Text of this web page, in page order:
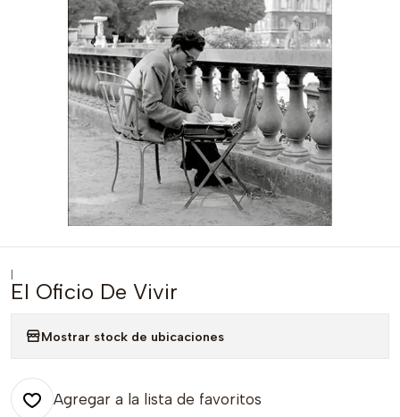
|
El Oficio De Vivir
Mostrar stock de ubicaciones
Agregar a la lista de favoritos